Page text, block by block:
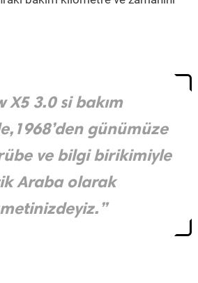
X5 3.0 si bakım
günümüze
ve bilgi birikimiyle
Araba olarak